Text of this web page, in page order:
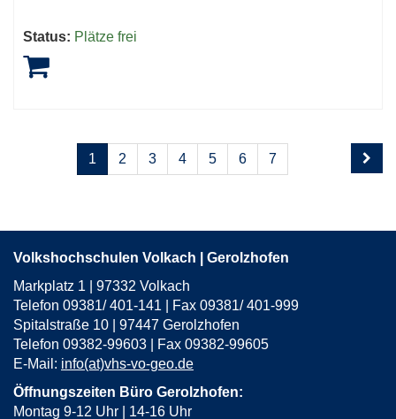
Status: Plätze frei
Seiten
blättern
1 2 3 4 5 6 7
Volkshochschulen Volkach | Gerolzhofen
Markplatz 1 | 97332 Volkach
Telefon 09381/ 401-141 | Fax 09381/ 401-999
Spitalstraße 10 | 97447 Gerolzhofen
Telefon 09382-99603 | Fax 09382-99605
E-Mail: info(at)vhs-vo-geo.de
Öffnungszeiten Büro Gerolzhofen:
Montag 9-12 Uhr | 14-16 Uhr